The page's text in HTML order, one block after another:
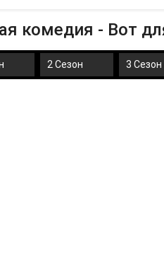
комедия - Вот
2 Сезон 3 Сезон